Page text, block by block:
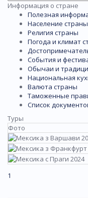
Информация о стране
Полезная
Население страны
Религия страны
Погода и климат
События и
Обычаи и
Национальная
Валюта страны
Таможенные
Список
Туры
Фото
1